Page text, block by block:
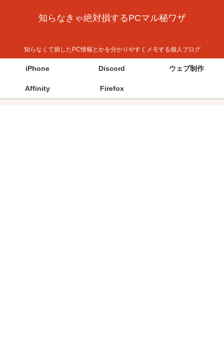
知らなきゃ絶対損するPCマル秘ワザ
知らなくて損したPC情報とかを分かりやすくメモする個人ブログ
iPhone Discord ウェブ制作
Affinity Firefox